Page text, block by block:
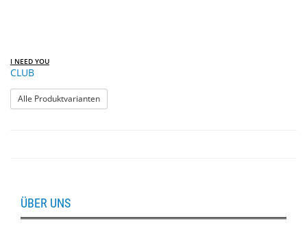
I NEED YOU
CLUB
Alle Produktvarianten: CLUB
ÜBER UNS